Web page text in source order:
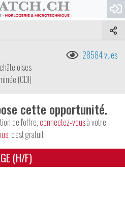
(CDI)
28584 vues
cette opportunité.
de l'offre, connectez-vousà votre
, c'est gratuit !
(H/F)